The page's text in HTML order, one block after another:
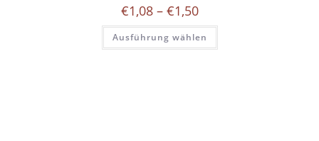
€1,08 – €1,50Preisspanne:
€1,08
bis
€1,50
Ausführung wählen
Dieses
weist